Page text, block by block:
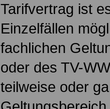
Tarifvertrag ist
Einzelfällen
fachlichen
oder des TV-
teilweise oder